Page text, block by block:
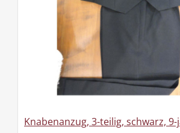
Knabenanzug, 3-teilig, schwarz, 9-